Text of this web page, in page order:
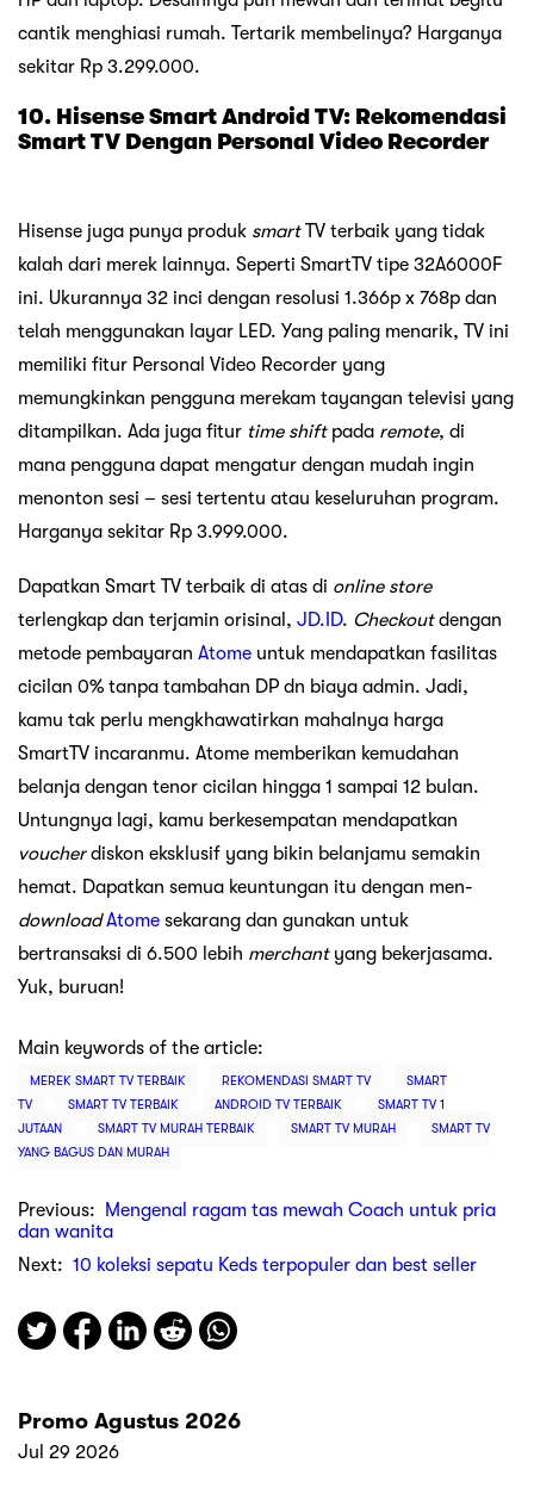
cantik menghiasi rumah. Tertarik membelinya? Harganya
sekitar Rp 3.299.000.
10. Hisense Smart Android TV: Rekomendasi
Smart TV Dengan Personal Video Recorder
Hisense juga punya produk smartTV terbaik yang tidak
kalah dari merek lainnya. Seperti SmartTV tipe 32A6000F
ini. Ukurannya 32 inci dengan resolusi 1.366p x 768p dan
telah menggunakan layar LED. Yang paling menarik, TV ini
memiliki fitur Personal Video Recorder yang
memungkinkan pengguna merekam tayangan televisi yang
ditampilkan. Ada juga fitur time shiftpada remote, di
mana pengguna dapat mengatur dengan mudah ingin
menonton sesi – sesi tertentu atau keseluruhan program.
Harganya sekitar Rp 3.999.000.
Dapatkan Smart TV terbaik di atas di online store
terlengkap dan terjamin orisinal, JD.ID. Checkoutdengan
metode pembayaran Atome untuk mendapatkan fasilitas
cicilan 0% tanpa tambahan DP dn biaya admin. Jadi,
kamu tak perlu mengkhawatirkan mahalnya harga
SmartTV incaranmu. Atome memberikan kemudahan
belanja dengan tenor cicilan hingga 1 sampai 12 bulan.
Untungnya lagi, kamu berkesempatan mendapatkan
voucherdiskon eksklusif yang bikin belanjamu semakin
hemat. Dapatkan semua keuntungan itu dengan men-
downloadAtome sekarang dan gunakan untuk
bertransaksi di 6.500 lebih merchant yang bekerjasama.
Yuk, buruan!
Main keywords of the article:
MEREK SMART TV TERBAIK REKOMENDASI SMART TV
SMART
TV
SMART TV TERBAIK ANDROID TV TERBAIK
SMART TV 1
JUTAAN
SMART TV MURAH TERBAIK SMART TV MURAH
SMART TV
YANG BAGUS DAN MURAH
Previous:
Mengenal ragam tas mewah Coach untuk pria
dan wanita
Next: 10 koleksi sepatu Keds terpopuler dan best seller
Promo Agustus 2026
Jul 29 2026